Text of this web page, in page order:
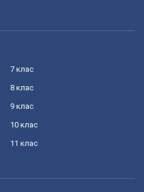
7 клас
8 клас
9 клас
10 клас
11 клас